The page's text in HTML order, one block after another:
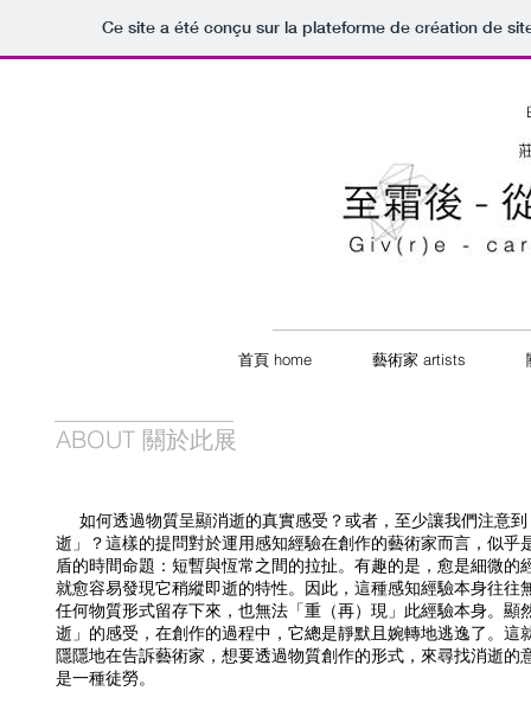
Ce site a été conçu sur la plateforme de création de
首頁 home 藝術家 artists
ABOUT 關於此展
如何透過物質呈顯消逝的真實感受？或者，至少讓我們注意到
逝」？這樣的提問對於運用感知經驗在創作的藝術家而言，似乎
盾的時間命題：短暫與恆常之間的拉扯。有趣的是，愈是細微的
就愈容易發現它稍縱即逝的特性。因此，這種感知經驗本身往往
任何物質形式留存下來，也無法「重（再）現」此經驗本身。顯
逝」的感受，在創作的過程中，它總是靜默且婉轉地逃逸了。這
隱隱地在告訴藝術家，想要透過物質創作的形式，來尋找消逝的
是一種徒勞。